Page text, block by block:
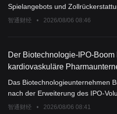
% und übertrifft die
aber Sorgen wegen
Spielangebots und
Erwartungen übertroffen.
智通财经 • 2026/08/06 08:46
Der Biotechnologie-IPO-Boom
kardiovaskuläre
Braveheart (BRVE.US) erhöht
Emissionsvolumen auf 382,5
Dollar, der Ausgabepreis liegt
Das Biotechnologieunternehmen
nach der Erweiterung des IPO-
USA 382,5 Millionen US-Dollar
智通财经 • 2026/08/06 08:41